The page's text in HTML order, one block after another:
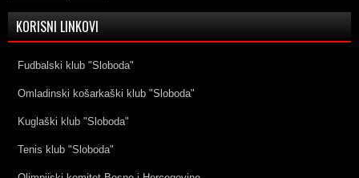
KORISNI LINKOVI
Fudbalski klub "Sloboda"
Omladinski košarkaški klub "Sloboda"
Kuglaški klub "Sloboda"
Tenis klub "Sloboda"